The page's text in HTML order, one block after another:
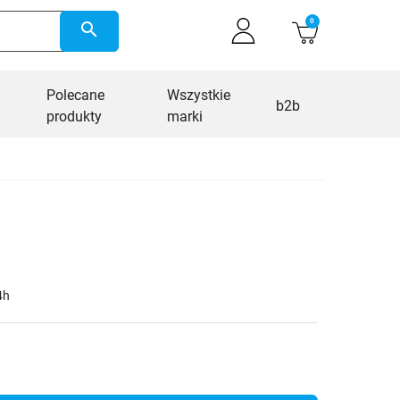
search 0
Polecane
produkty
Wszystkie
marki
b2b